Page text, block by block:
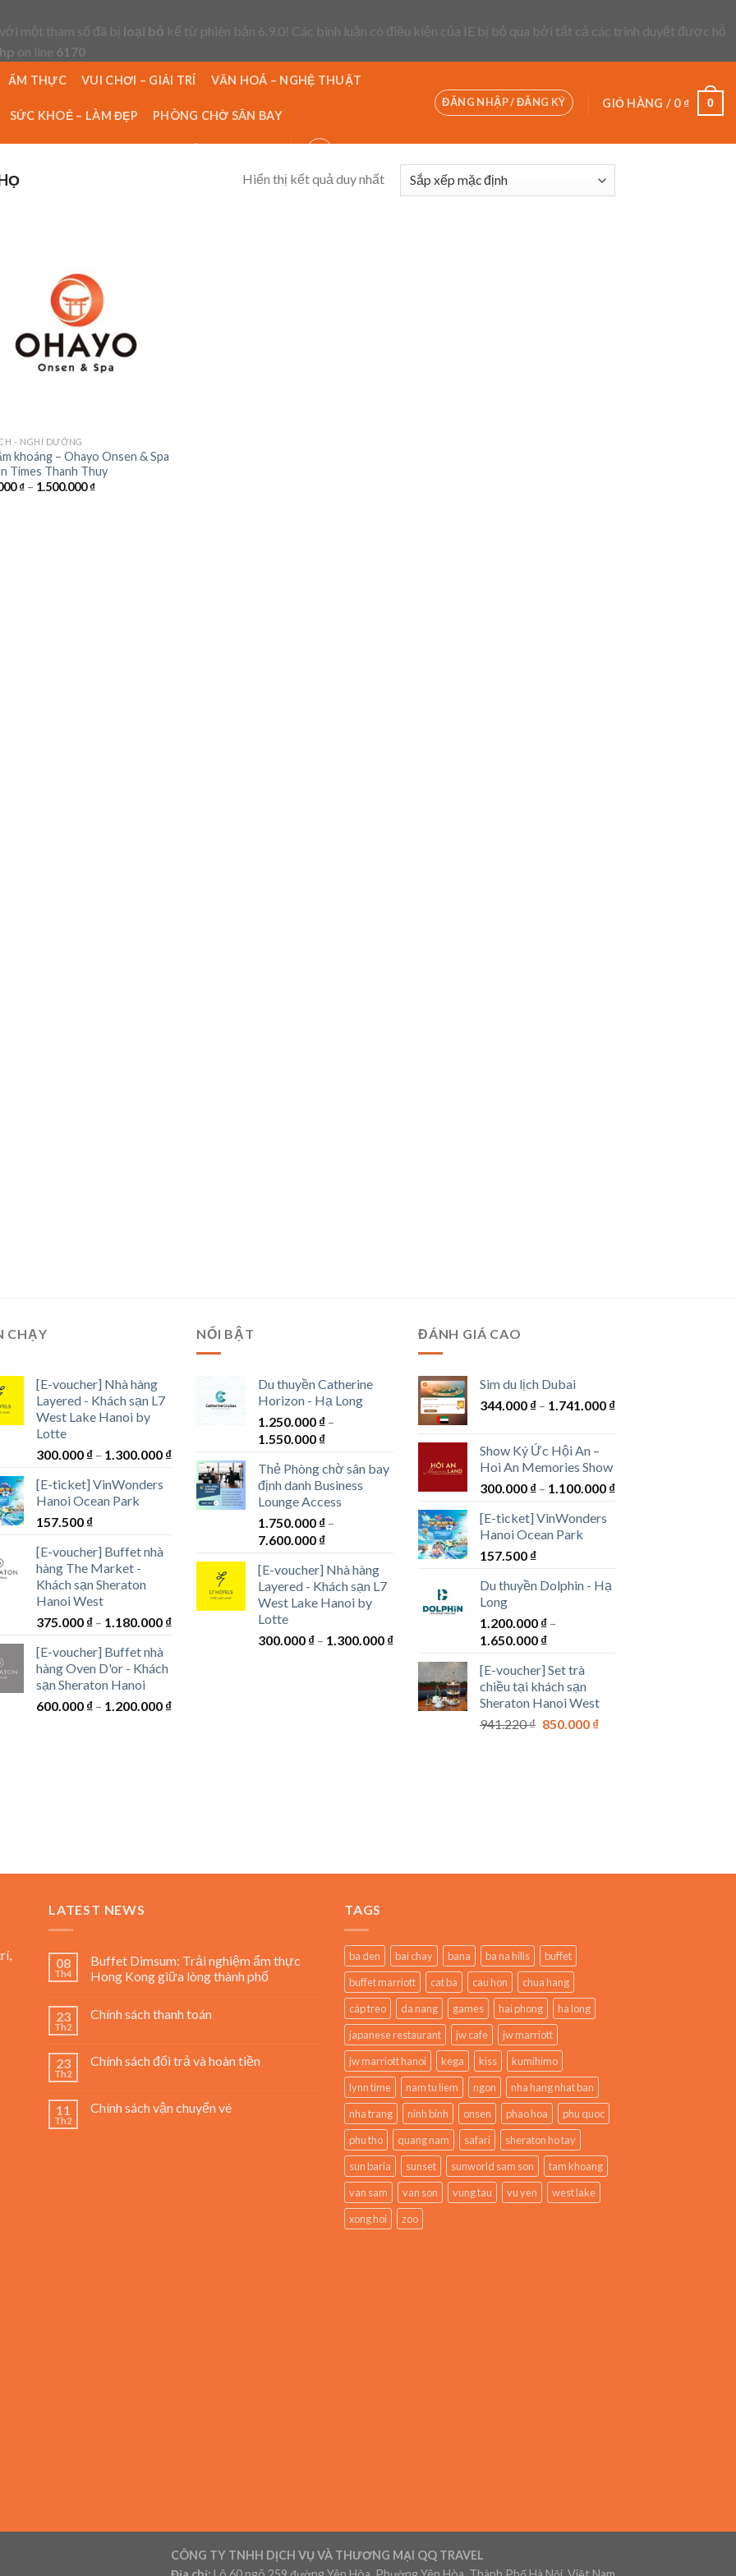
một tham số đã bị loại bỏ kể từ phiên bản 6.9.0! Các bình luận có điều kiện của IE bị bỏ qua bởi tất cả các trình duyệt được hỗ
on line 6170
ẨM THỰC VUI CHƠI – GIẢI TRÍ VĂN HOÁ – NGHỆ THUẬT
SỨC KHOẺ – LÀM ĐẸP PHÒNG CHỜ SÂN BAY
ĐĂNG NHẬP / ĐĂNG KÝ GIỎ HÀNG / 0 ₫ 0
Hiển thị kết quả duy nhất
- NGHỈ DƯỠNG
khoáng – Ohayo Onsen & Spa
Times Thanh Thuy
₫ – 1.500.000₫Khoảng
CHẠY
[E-voucher] Nhà hàng
Layered - Khách sạn L7
West Lake Hanoi by
Lotte
300.000 ₫ – 1.300.000 ₫Khoảng
300.000 ₫
[E-ticket] VinWonders
Hanoi Ocean Park
157.500 ₫
[E-voucher] Buffet nhà
hàng The Market -
Khách sạn Sheraton
Hanoi West
375.000 ₫ – 1.180.000 ₫Khoảng
1.180.000 ₫
[E-voucher] Buffet nhà
hàng Oven D'or - Khách
sạn Sheraton Hanoi
600.000 ₫ – 1.200.000 ₫Khoảng
NỔI BẬT
Du thuyền Catherine
Horizon - Hạ Long
1.250.000 ₫ –
1.550.000 ₫Khoảng
từ
1.250.000 ₫
đến
1.550.000 ₫
Thẻ Phòng chờ sân bay
định danh Business
Lounge Access
1.750.000 ₫ –
7.600.000 ₫Khoảng
từ
1.750.000 ₫
đến
[E-voucher] Nhà hàng
Layered - Khách sạn L7
West Lake Hanoi by
Lotte
300.000 ₫ – 1.300.000 ₫Khoảng
300.000 ₫
ĐÁNH GIÁ CAO
Sim du lịch Dubai
344.000 ₫ – 1.741.000 ₫Khoảng
1.741.000 ₫
Show Ký Ức Hội An –
Hoi An Memories Show
300.000 ₫ – 1.100.000 ₫Khoảng
[E-ticket] VinWonders
Hanoi Ocean Park
157.500 ₫
Du thuyền Dolphin - Hạ
Long
1.200.000 ₫ –
1.650.000 ₫Khoảng
từ
1.200.000 ₫
đến
1.650.000 ₫
[E-voucher] Set trà
chiều tại khách sạn
Sheraton Hanoi West
941.220₫ Giá
850.000 ₫Giá
LATEST NEWS
08
Th4
Buffet Dimsum: Trải nghiệm ẩm thực
Hong Kong giữa lòng thành phố
23
Th2
Chính sách thanh toán
23
Th2
Chính sách đổi trả và hoàn tiền
11
Th2
Chính sách vận chuyển vé
TAGS
ba den bai chay bana ba na hills
buffet
buffet marriott
cat ba cau hon
chua hang
cáp treo
da nang games hai phong
ha long
japanese restaurant
jw cafe
jw marriott
jw marriott hanoi
kega kiss
kumihimo
lynn time
nam tu liem ngon
nha hang nhat ban
nha trang
ninh binh onsen phao hoa
phu quoc
phu tho
quang nam safari
sheraton ho tay
sun baria
sunset sunworld sam son
tam khoang
van sam
van son vung tau vu yen
west lake
xong hoi
zoo
CÔNG TY TNHH DỊCH VỤ VÀ THƯƠNG MẠI QQ TRAVEL